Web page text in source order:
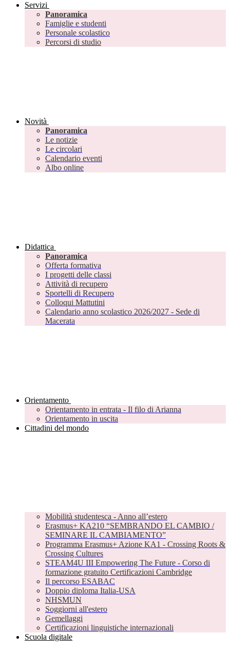
Servizi
Panoramica
Famiglie e studenti
Personale scolastico
Percorsi di studio
Novità
Panoramica
Le notizie
Le circolari
Calendario eventi
Albo online
Didattica
Panoramica
Offerta formativa
I progetti delle classi
Attività di recupero
Sportelli di Recupero
Colloqui Mattutini
Calendario anno scolastico 2026/2027 - Sede di
Macerata
Orientamento
Orientamento in entrata - Il filo di Arianna
Orientamento in uscita
Cittadini del mondo
Mobilità studentesca - Anno all’estero
Erasmus+ KA210 “SEMBRANDO EL CAMBIO /
SEMINARE IL CAMBIAMENTO”
Programma Erasmus+ Azione KA1 - Crossing Roots &
Crossing Cultures
STEAM4U III Empowering The Future - Corso di
formazione gratuito Certificazioni Cambridge
Il percorso ESABAC
Doppio diploma Italia-USA
NHSMUN
Soggiorni all'estero
Gemellaggi
Certificazioni linguistiche internazionali
Scuola digitale